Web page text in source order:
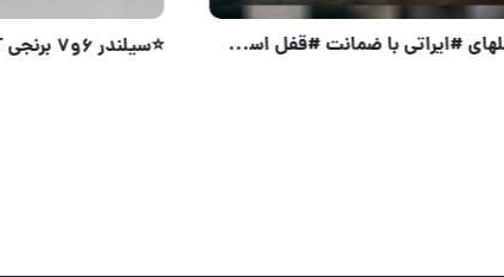
قفل کتابی فولادی ۸۵ منیر صنعت با ضمانت تعویض ۵ ساله